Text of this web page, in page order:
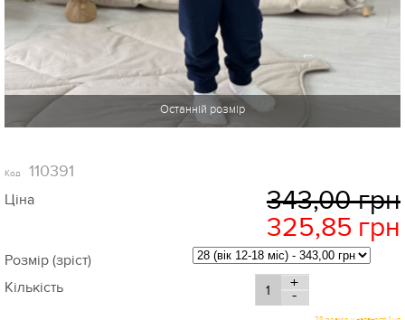
Код 110391
Ціна
343,00 грн
325,85 грн
Розмір (зріст)
Кількість
+
-